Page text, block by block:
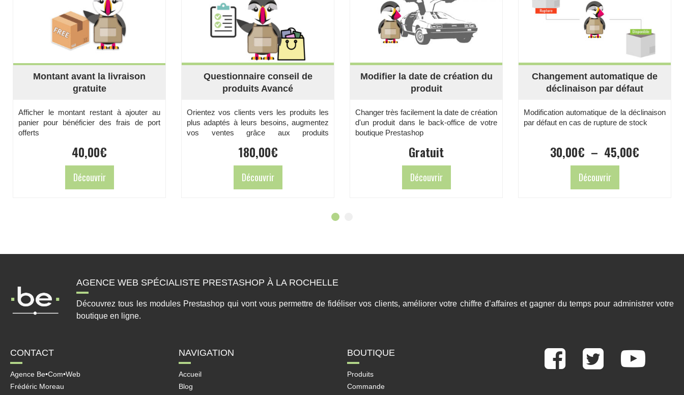
Montant avant la livraison
gratuite
Afficher le montant restant à ajouter au
panier pour bénéficier des frais de port
offerts
40,00€
Découvrir
Questionnaire conseil de
produits Avancé
Orientez vos clients vers les produits les
plus adaptés à leurs besoins, augmentez
vos ventes grâce aux produits
180,00€
Découvrir
Modifier la date de création du
produit
Changer très facilement la date de création
d'un produit dans le back-office de votre
boutique Prestashop
Gratuit
Découvrir
Changement automatique de
déclinaison par défaut
Modification automatique de la déclinaison
par défaut en cas de rupture de stock
30,00€ – 45,00€
Découvrir
AGENCE WEB SPÉCIALISTE PRESTASHOP À LA ROCHELLE
Découvrez tous les modules Prestashop qui vont vous permettre de fidéliser vos clients, améliorer votre chiffre d’affaires et gagner du temps pour administrer votre
boutique en ligne.
CONTACT
Agence Be•Com•Web
Frédéric Moreau
NAVIGATION
Accueil
Blog
BOUTIQUE
Produits
Commande